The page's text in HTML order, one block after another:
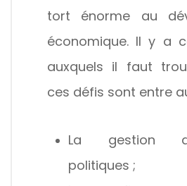
tort énorme au
économique. Il y a
auxquels il faut
ces défis sont entre
La gestion
politiques ;